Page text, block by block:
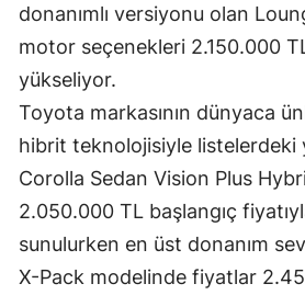
donanımlı versiyonu olan
motor seçenekleri 2.150.000
yükseliyor.
Toyota markasının dünyaca
hibrit teknolojisiyle listelerdeki
Corolla Sedan Vision Plus
2.050.000 TL başlangıç
sunulurken en üst donanım
X-Pack modelinde fiyatlar